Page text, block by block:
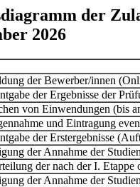
der
2026
der Bewerber/innen
der Ergebnisse der
von Einwendungen (bis
und Eintragung
der Erstergebnisse
der Annahme der
der nach der I. Etappe
der Annahme der